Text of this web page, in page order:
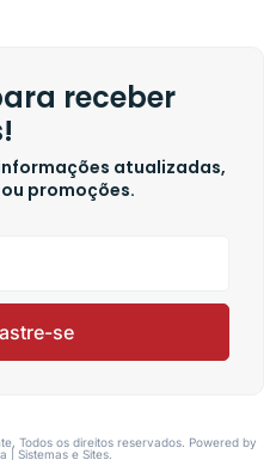
receber
atualizadas,
promoções.
se
Todos os direitos reservados. Powered by
| Sistemas e Sites.